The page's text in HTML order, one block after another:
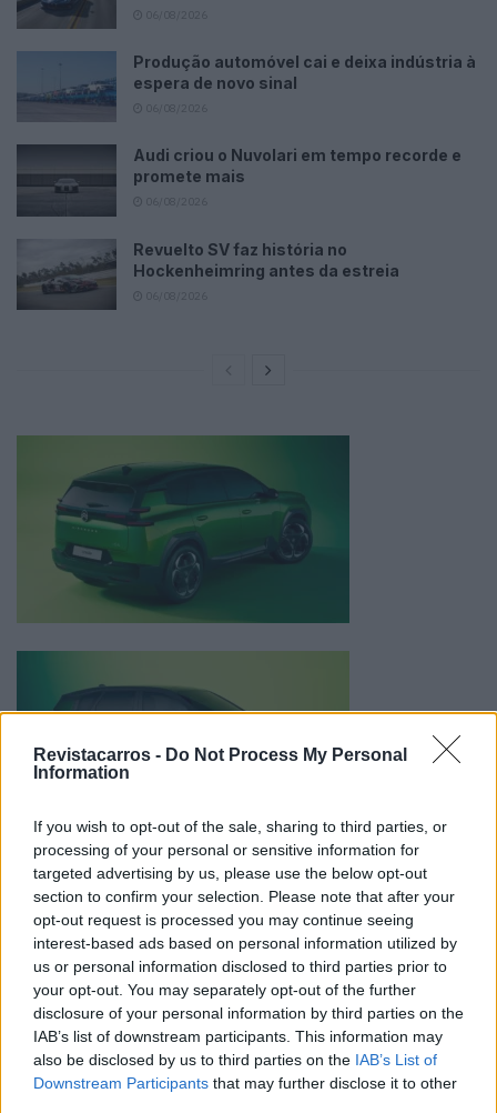
Revistacarros - Do Not Process My Personal
Information
If you wish to opt-out of the sale, sharing to third parties, or
processing of your personal or sensitive information for
targeted advertising by us, please use the below opt-out
section to confirm your selection. Please note that after your
opt-out request is processed you may continue seeing
interest-based ads based on personal information utilized by
us or personal information disclosed to third parties prior to
your opt-out. You may separately opt-out of the further
disclosure of your personal information by third parties on the
IAB’s list of downstream participants. This information may
also be disclosed by us to third parties on the IAB’s List of
Downstream Participants that may further disclose it to other
Produção automóvel cai e deixa indústria à
espera de novo sinal
Audi criou o Nuvolari em tempo recorde e
promete mais
Revuelto SV faz história no
Hockenheimring antes da estreia
Lançamento em 2025
O novo C5 Aircross chegará aos mercados europeus no
segundo semestre de 2025, sendo produzido em Rennes,
França. Os preços serão divulgados mais perto da data
de lançamento.
Com esta atualização, a Citroën reforça o C5 Aircross
como um dos seus modelos mais importantes,